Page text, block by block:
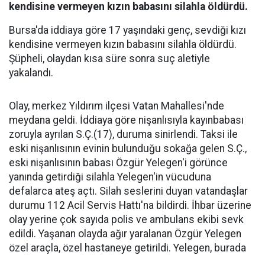
kendisine vermeyen kızın babasını silahla öldürdü.
Bursa'da iddiaya göre 17 yaşındaki genç, sevdiği kızı
kendisine vermeyen kızın babasını silahla öldürdü.
Şüpheli, olaydan kısa süre sonra suç aletiyle
yakalandı.
Olay, merkez Yıldırım ilçesi Vatan Mahallesi'nde
meydana geldi. İddiaya göre nişanlısıyla kayınbabası
zoruyla ayrılan S.Ç.(17), duruma sinirlendi. Taksi ile
eski nişanlısının evinin bulunduğu sokağa gelen S.Ç.,
eski nişanlısının babası Özgür Yelegen'i görünce
yanında getirdiği silahla Yelegen'in vücuduna
defalarca ateş açtı. Silah seslerini duyan vatandaşlar
durumu 112 Acil Servis Hattı'na bildirdi. İhbar üzerine
olay yerine çok sayıda polis ve ambulans ekibi sevk
edildi. Yaşanan olayda ağır yaralanan Özgür Yelegen
özel araçla, özel hastaneye getirildi. Yelegen, burada